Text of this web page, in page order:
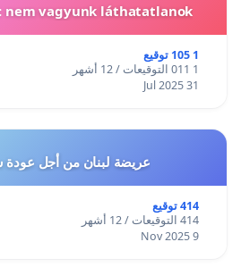
vagyunk láthatatlanok!
1 105 توقيع
1 011 التوقيعات / 12 أشهر
31 Jul 2025
عريضة لبنان من أجل عودة
414 توقيع
414 التوقيعات / 12 أشهر
9 Nov 2025